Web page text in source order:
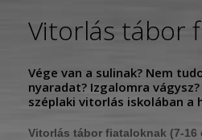
Vitorlás tábor
Vége van a sulinak? Nem
nyaradat? Izgalomra
széplaki vitorlás iskolában a
Vitorlás tábor fiataloknak (7-16